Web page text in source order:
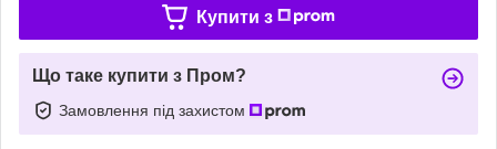
Купити з
Що таке купити з Пром?
Замовлення під захистом